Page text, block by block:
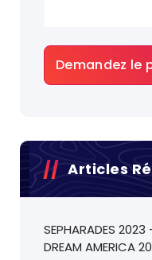
Articles
SEPHARADES
DREAM AMERICA